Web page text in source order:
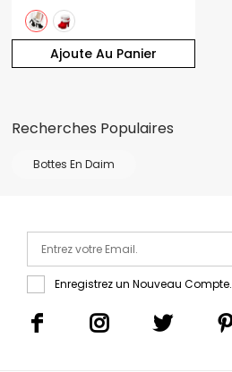
Ajoute Au Panier
Recherches Populaires
Bottes En Daim
Enregistrez un Nouveau Compte.